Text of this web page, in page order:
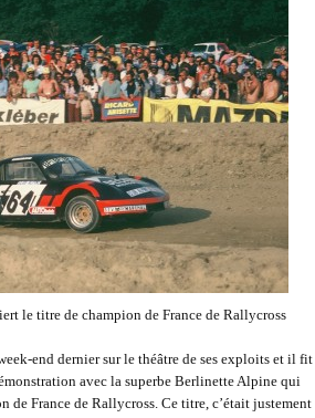
le titre de champion de France de Rallycross
end dernier sur le théâtre de ses exploits et il fit
avec la superbe Berlinette Alpine qui
de France de Rallycross. Ce titre, c’était justement